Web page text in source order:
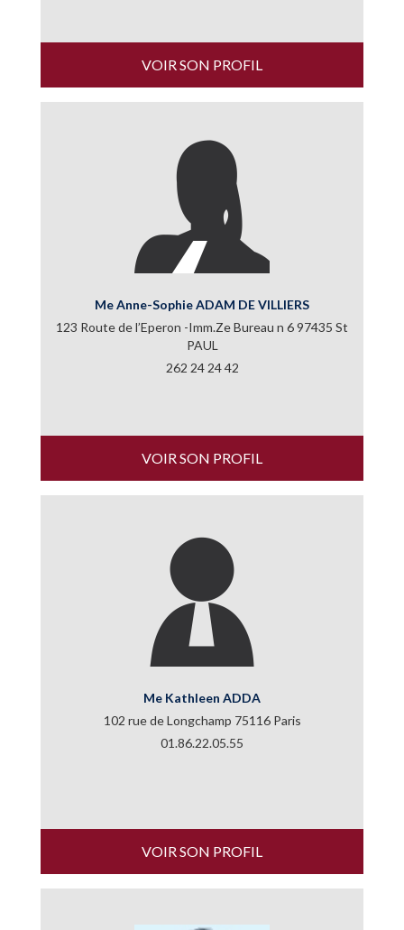
VOIR SON PROFIL
Me Anne-Sophie ADAM DE VILLIERS
123 Route de l’Eperon -Imm.Ze Bureau n 6 97435 St
PAUL
262 24 24 42
VOIR SON PROFIL
Me Kathleen ADDA
102 rue de Longchamp 75116 Paris
01.86.22.05.55
VOIR SON PROFIL